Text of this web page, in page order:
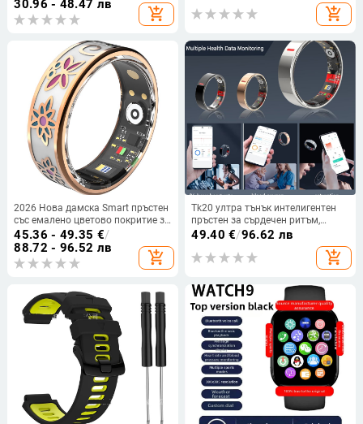
30.96 - 48.47 лв
add_shopping_cart add_shopping_cart
2026 Нова дамска Smart пръстен
със емалено цветово покритие за
здравословен мониторинг: пулс,
кислород в кръвта, сън и крачки
45.36 - 49.35 €/
88.72 - 96.52 лв
add_shopping_cart
Tk20 ултра тънък интелигентен
пръстен за сърдечен ритъм,
кислород в кръвта и мониторинг
49.40 €/96.62 лв
add_shopping_cart